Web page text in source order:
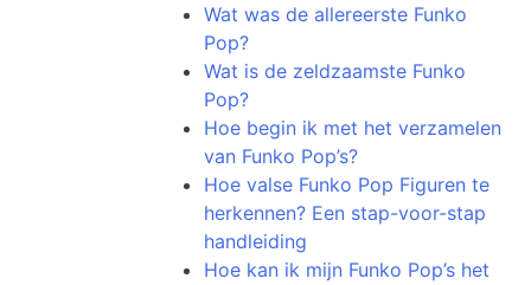
Wat was de allereerste Funko
Pop?
Wat is de zeldzaamste Funko
Pop?
Hoe begin ik met het verzamelen
van Funko Pop’s?
Hoe valse Funko Pop Figuren te
herkennen? Een stap-voor-stap
handleiding
Hoe kan ik mijn Funko Pop’s het